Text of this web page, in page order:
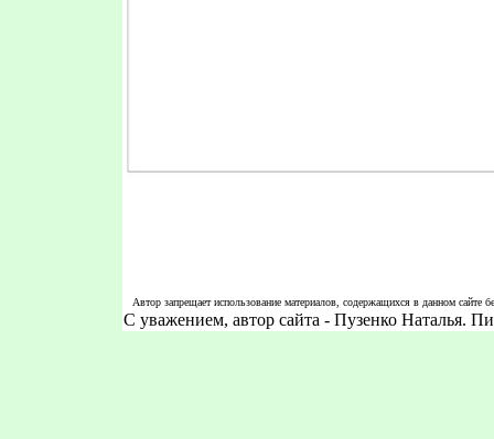
Автор запрещает использование материалов, содержащихся в данном сайте
С уважением, автор сайта - Пузенко Наталья.